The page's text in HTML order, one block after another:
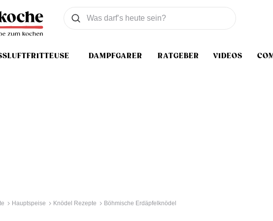
DAMPFGARER RATGEBER VIDEOS
Was wollen Sie suchen
Suchen
Hauptspeise Knödel Rezepte Böhmische Erdäpfelknödel